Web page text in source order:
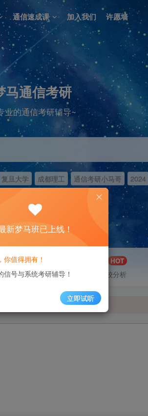
通信速成课 加入我们 许愿墙
马通信考研
业的通信考研辅导~
复旦大学 成都理工 通信考研小马哥 2024
HOT
各大院校择校分析
梦马班已上线！
梦马班已上线！
新梦马班已上线！
你值得拥有！
信号与系统考研辅导！
立即试听